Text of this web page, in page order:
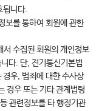
됩니다.
보를 통하여 회원에 관한
수집된 회원의 개인정보
다. 단, 전기통신기본법
경우, 범죄에 대한 수사상
경우 또는 기타 관계법령
관련정보를 타 행정기관